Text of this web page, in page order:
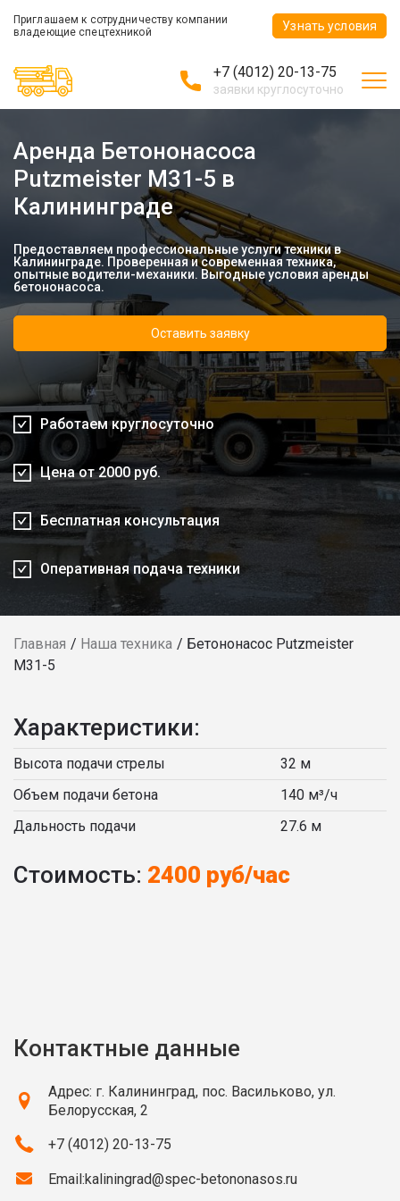
Приглашаем к сотрудничеству компании
владеющие спецтехникой
Узнать условия
+7 (4012) 20-13-75
заявки круглосуточно
Аренда Бетононасоса
Putzmeister М31-5 в
Калининграде
Предоставляем профессиональные услуги техники в
Калининграде. Проверенная и современная техника,
опытные водители-механики. Выгодные условия аренды
бетононасоса.
Оставить заявку
Работаем круглосуточно
Цена от 2000 руб.
Бесплатная консультация
Оперативная подача техники
Главная Наша техника
Бетононасос Putzmeister
М31-5
Характеристики:
Высота подачи стрелы
32 м
Объем подачи бетона
140 м³/ч
Дальность подачи
27.6 м
Стоимость: 2400 руб/час
Контактные данные
Адрес: г. Калининград, пос. Васильково, ул.
Белорусская, 2
+7 (4012) 20-13-75
Email:kaliningrad@spec-betononasos.ru